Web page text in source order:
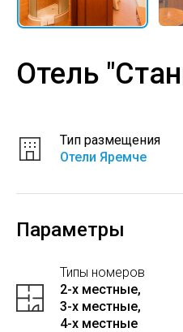
Отель
Тип размещения
Отели Яремче
Параметры
Типы номеров
2-x местные,
3-x местные,
4-x местные